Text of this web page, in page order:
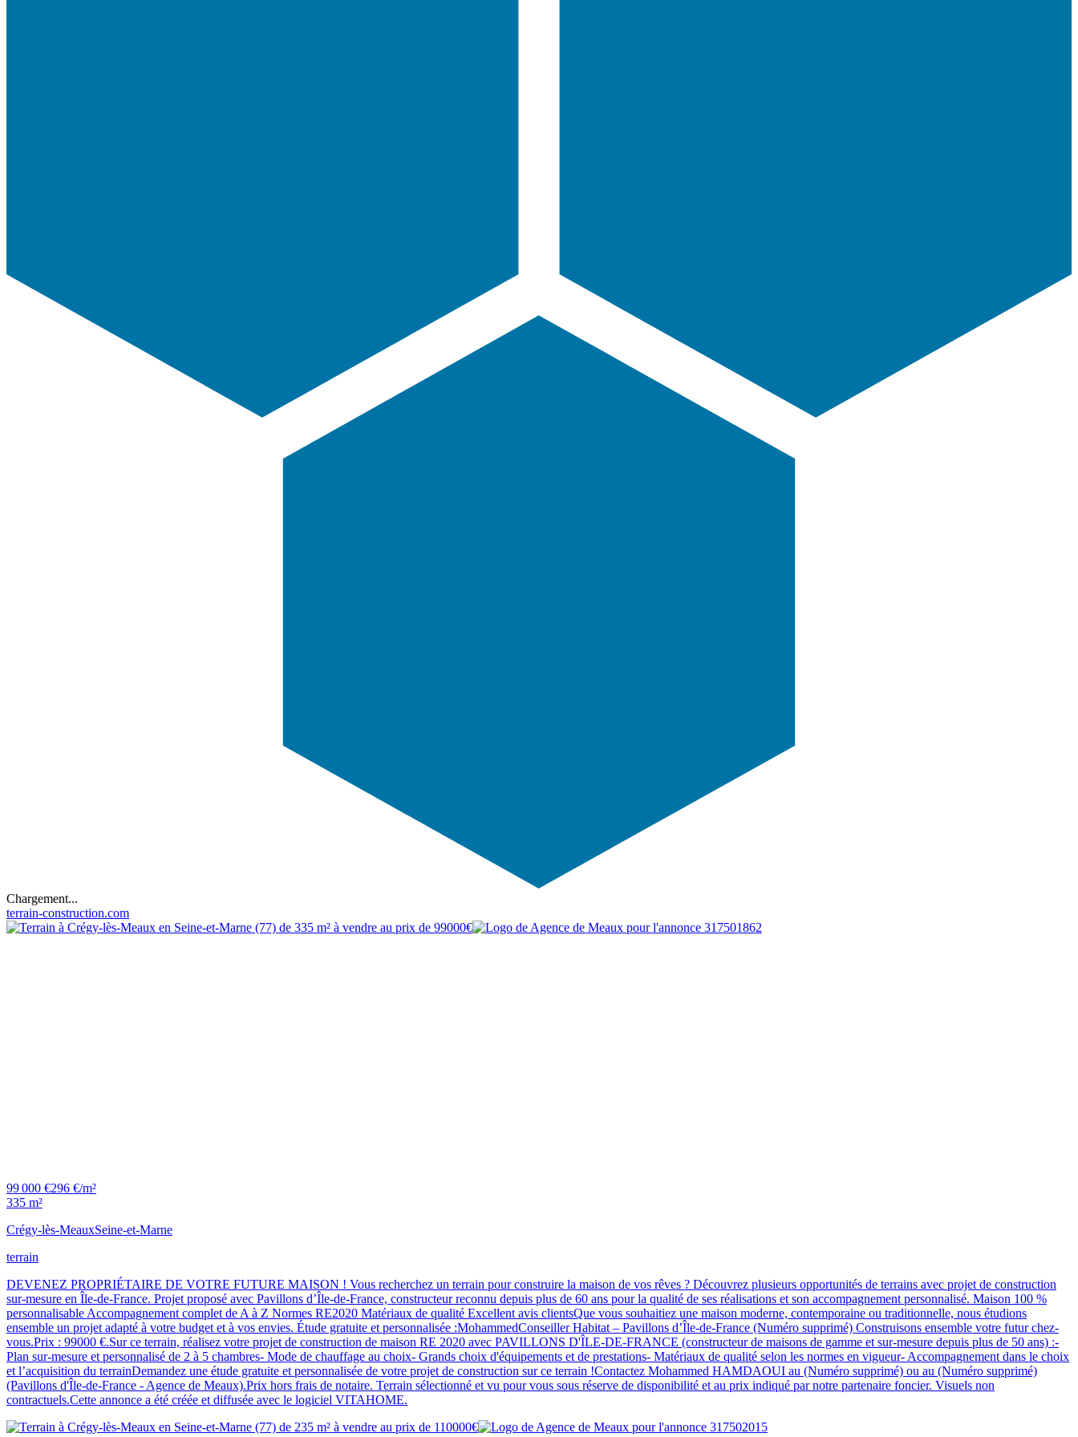
Chargement...
terrain-construction.com
99 000 €296 €/m²
335 m²
Crégy-lès-MeauxSeine-et-Marne
terrain
DEVENEZ PROPRIÉTAIRE DE VOTRE FUTURE MAISON ! Vous recherchez un terrain pour construire la maison de vos rêves ? Découvrez plusieurs opportunités de terrains avec projet de construction
sur-mesure en Île-de-France. Projet proposé avec Pavillons d’Île-de-France, constructeur reconnu depuis plus de 60 ans pour la qualité de ses réalisations et son accompagnement personnalisé. Maison 100 %
personnalisable Accompagnement complet de A à Z Normes RE2020 Matériaux de qualité Excellent avis clientsQue vous souhaitiez une maison moderne, contemporaine ou traditionnelle, nous étudions
ensemble un projet adapté à votre budget et à vos envies. Étude gratuite et personnalisée :MohammedConseiller Habitat – Pavillons d’Île-de-France (Numéro supprimé) Construisons ensemble votre futur chez-
vous.Prix : 99000 €.Sur ce terrain, réalisez votre projet de construction de maison RE 2020 avec PAVILLONS D'ÎLE-DE-FRANCE (constructeur de maisons de gamme et sur-mesure depuis plus de 50 ans) :-
Plan sur-mesure et personnalisé de 2 à 5 chambres- Mode de chauffage au choix- Grands choix d'équipements et de prestations- Matériaux de qualité selon les normes en vigueur- Accompagnement dans le choix
et l’acquisition du terrainDemandez une étude gratuite et personnalisée de votre projet de construction sur ce terrain !Contactez Mohammed HAMDAOUI au (Numéro supprimé) ou au (Numéro supprimé)
(Pavillons d'Île-de-France - Agence de Meaux).Prix hors frais de notaire. Terrain sélectionné et vu pour vous sous réserve de disponibilité et au prix indiqué par notre partenaire foncier. Visuels non
contractuels.Cette annonce a été créée et diffusée avec le logiciel VITAHOME.